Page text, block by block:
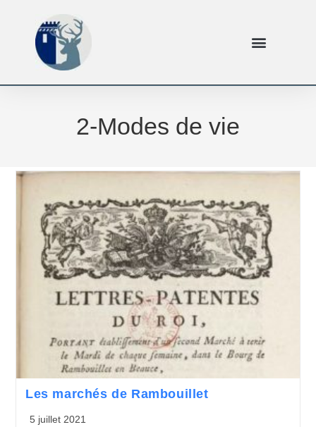
2-Modes de vie
Les marchés de Rambouillet
5 juillet 2021